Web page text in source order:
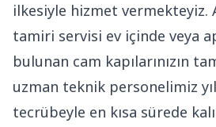
ilkesiyle hizmet vermekteyiz.
tamiri servisi ev içinde veya
bulunan cam kapılarınızın
uzman teknik personelimiz
tecrübeyle en kısa sürede